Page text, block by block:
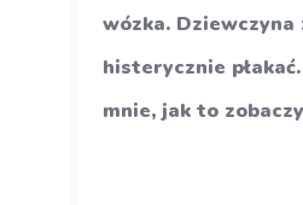
wózka. Dziewczyna
histerycznie
mnie, jak to